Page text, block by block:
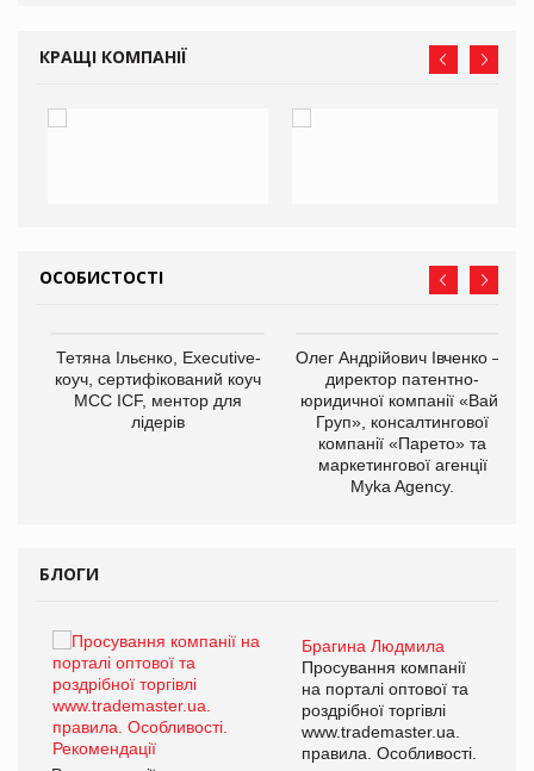
КРАЩІ КОМПАНІЇ
ОСОБИСТОСТІ
Тетяна Ільєнко, Executive-
коуч, сертифікований коуч
МСС ICF, ментор для
лідерів
Олег Андрійович Івченко —
директор патентно-
юридичної компанії «Вайз
Груп», консалтингової
компанії «Парето» та
маркетингової агенції
Myka Agency.
БЛОГИ
Брагина Людмила
Просування компанії
на порталі оптової та
роздрібної торгівлі
www.trademaster.ua.
правила. Особливості.